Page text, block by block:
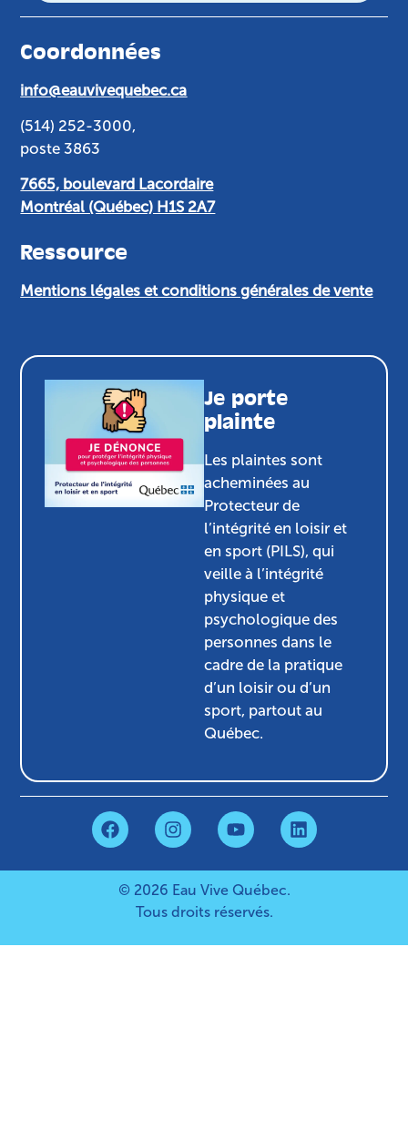
Coordonnées
info@eauvivequebec.ca
(514) 252-3000,
poste 3863
7665, boulevard Lacordaire
Montréal (Québec) H1S 2A7
Ressource
Mentions légales et conditions générales de vente
Je porte
plainte
Les plaintes sont
acheminées au
Protecteur de
l’intégrité en loisir et
en sport (PILS), qui
veille à l’intégrité
physique et
psychologique des
personnes dans le
cadre de la pratique
d’un loisir ou d’un
sport, partout au
Québec.
© 2026 Eau Vive Québec.
Tous droits réservés.